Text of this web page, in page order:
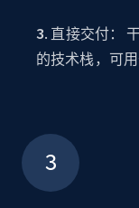
3. 直接交付：
的技术栈，可用